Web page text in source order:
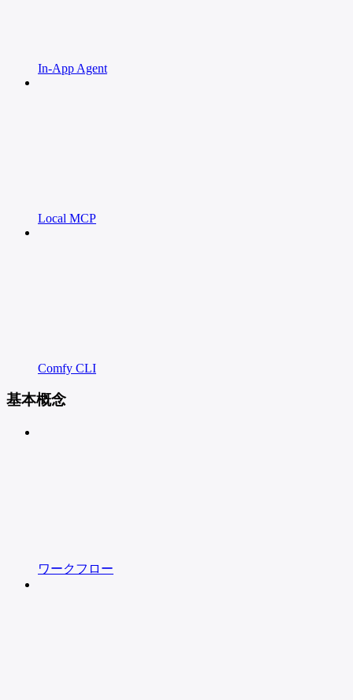
In-App Agent
Local MCP
Comfy CLI
基本概念
ワークフロー